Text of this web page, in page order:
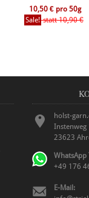
10,50 € pro 50g
Sale!statt 10,90 €
holst-
Instenweg
23623
WhatsApp
+49 176
E-Mail: